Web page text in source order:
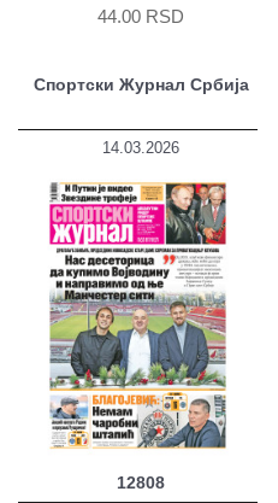
44.00 RSD
Спортски Журнал Србија
14.03.2026
12808